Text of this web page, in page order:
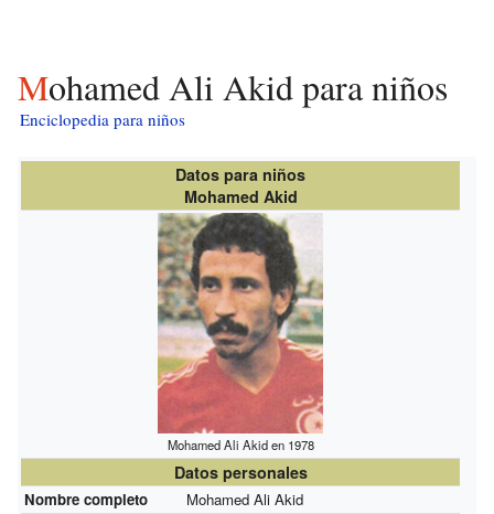
Mohamed Ali Akid para niños
Enciclopedia para niños
Datos para niños
Mohamed Akid
Mohamed Ali Akid en 1978
Datos personales
Nombre completo
Mohamed Ali Akid